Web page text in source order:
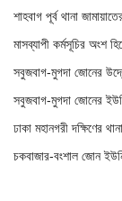
শাহবাগ পূর্ব থানা
মাসব্যাপী কর্মসূচির অংশ
সবুজবাগ-মুগদা জোনের
সবুজবাগ-মুগদা জোনের
ঢাকা মহানগরী দক্ষিণের
চকবাজার-বংশাল জোন